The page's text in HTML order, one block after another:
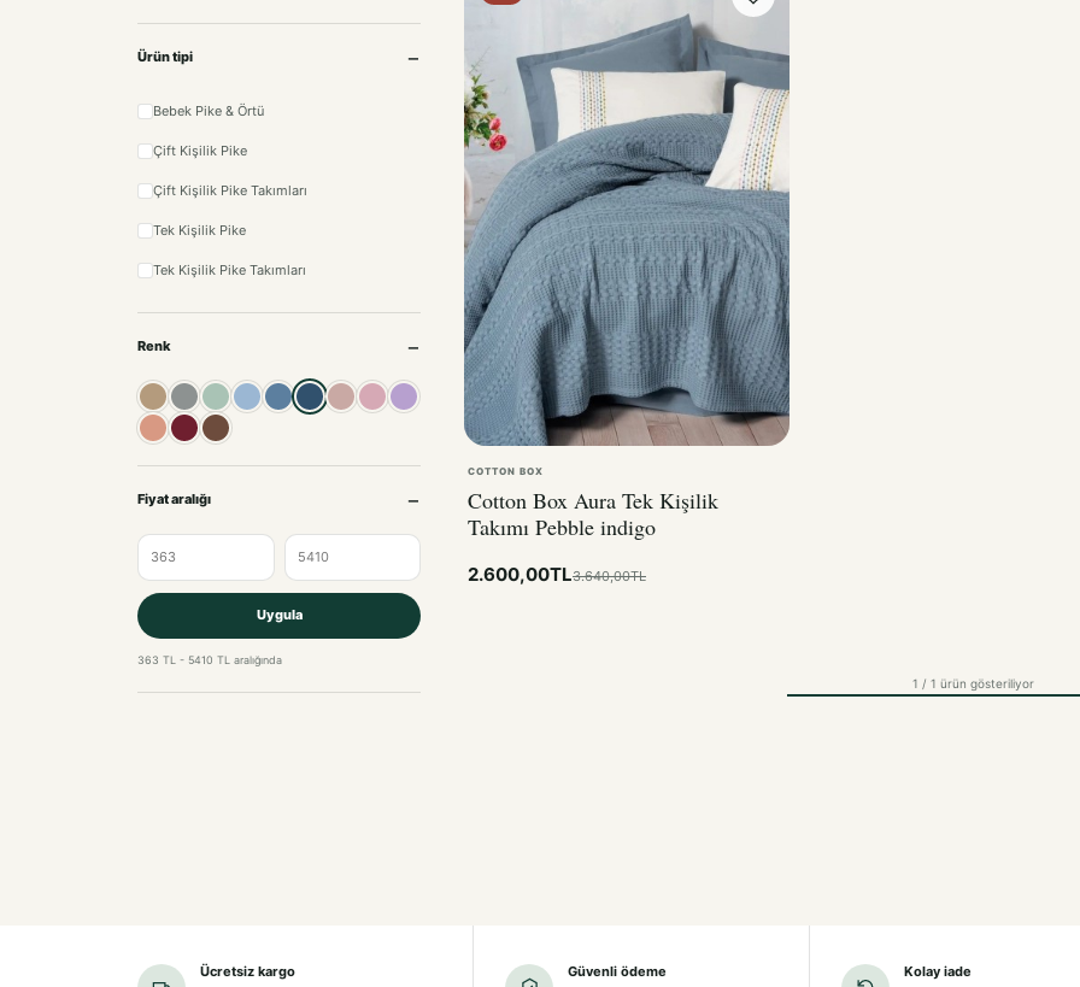
Ürün tipi
Bebek Pike & Örtü
Çift Kişilik Pike
Çift Kişilik Pike Takımları
Tek Kişilik Pike
Tek Kişilik Pike Takımları
Renk
Bej Gri MintAçık Mavi
MaviİndigoPudraPembe
Lila
SomonBordoKahve
Fiyat aralığı
Uygula
363 TL - 5410 TL aralığında
COTTON BOX
Cotton Box Aura Tek Kişilik
Takımı Pebble indigo
2.600,00TL3.640,00TL
1 / 1 ürün gösteriliyor
Ücretsiz kargo Güvenli ödeme Kolay iade